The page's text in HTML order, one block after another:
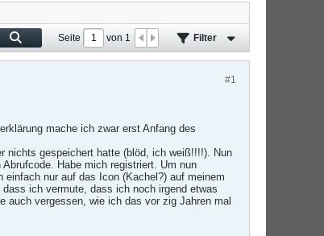
Seite von 1 Filter
#1
mache ich zwar erst Anfang des
nichts gespeichert hatte (blöd, ich weiß!!!!). Nun
Habe mich registriert. Um nun
nur auf das Icon (Kachel?) auf meinem
ich vermute, dass ich noch irgend etwas
auch vergessen, wie ich das vor zig Jahren mal